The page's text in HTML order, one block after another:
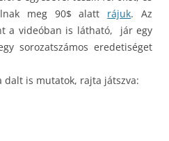
meg 90$ alatt rájuk. Az
a videóban is látható, jár egy
sorozatszámos eredetiséget
dalt is mutatok, rajta játszva: